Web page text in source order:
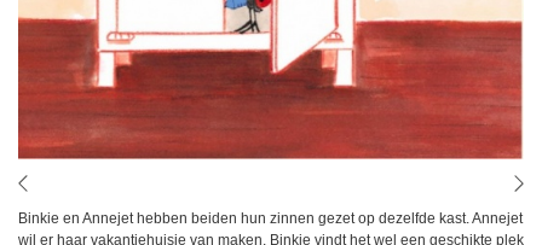
Binkie en Annejet hebben beiden hun zinnen gezet op dezelfde kast. Annejet
wil er haar vakantiehuisje van maken, Binkie vindt het wel een geschikte plek